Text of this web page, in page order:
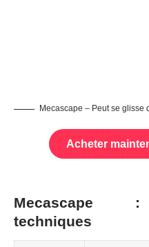
Mecascape – Peut se glisse
Acheter
Mecascape :
techniques